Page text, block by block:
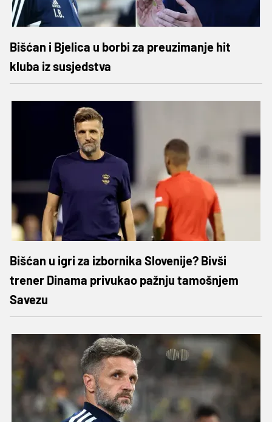
Bišćan i Bjelica u borbi za preuzimanje hit
kluba iz susjedstva
Bišćan u igri za izbornika Slovenije? Bivši
trener Dinama privukao pažnju tamošnjem
Savezu